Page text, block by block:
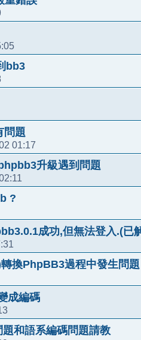
bb3
問題
01:17
升級遇到問題
?
成功,但無法登入.(已
換PhpBB3過程中發生問題
成編碼
和語系編碼問題請教